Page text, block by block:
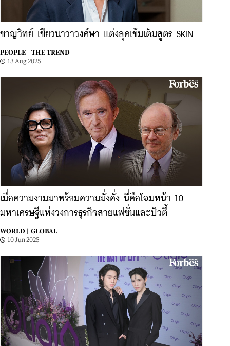
ชาญวิทย์ เขียวนาวาวงศ์ษา แต่งลุคเข้มเต็มสูตร SKIN
PEOPLE |
THE TREND
13 Aug 2025
เมื่อความงามมาพร้อมความมั่งคั่ง นี่คือโฉมหน้า 10
มหาเศรษฐีแห่งวงการธุรกิจสายแฟชั่นและบิวตี้
WORLD |
GLOBAL
10 Jun 2025